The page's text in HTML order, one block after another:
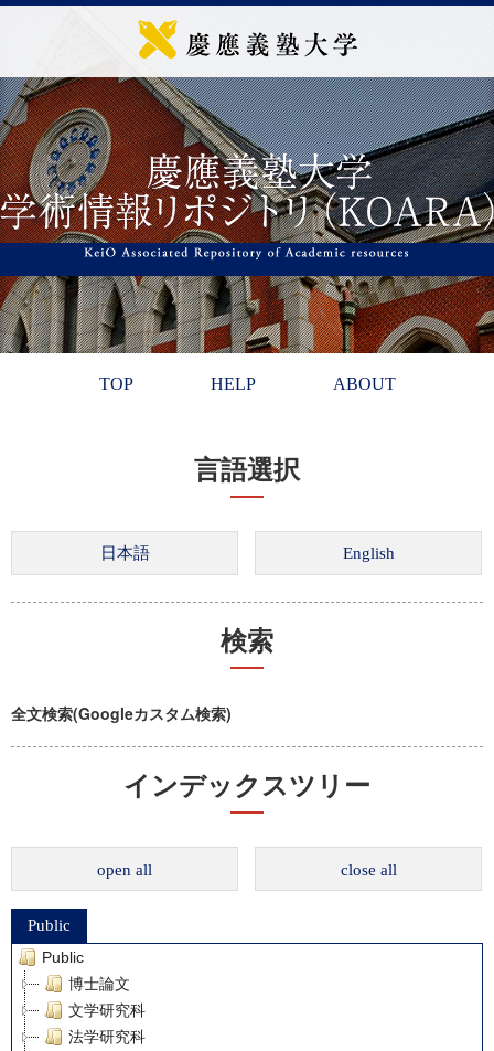
TOP HELP ABOUT
言語選択
検索
全文検索(Googleカスタム検索)
インデックスツリー
open all close all
Public
Public
博士論文
文学研究科
法学研究科